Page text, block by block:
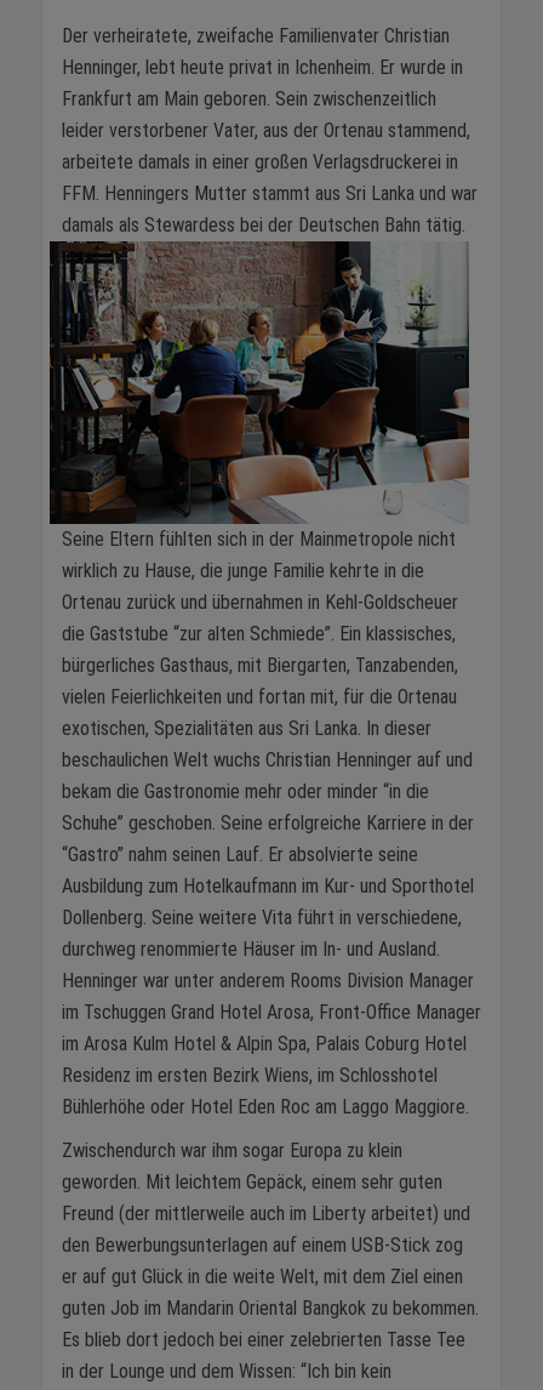
Der verheiratete, zweifache Familienvater Christian
Henninger, lebt heute privat in Ichenheim. Er wurde in
Frankfurt am Main geboren. Sein zwischenzeitlich
leider verstorbener Vater, aus der Ortenau stammend,
arbeitete damals in einer großen Verlagsdruckerei in
FFM. Henningers Mutter stammt aus Sri Lanka und war
damals als Stewardess bei der Deutschen Bahn tätig.
Seine Eltern fühlten sich in der Mainmetropole nicht
wirklich zu Hause, die junge Familie kehrte in die
Ortenau zurück und übernahmen in Kehl-Goldscheuer
die Gaststube “zur alten Schmiede”. Ein klassisches,
bürgerliches Gasthaus, mit Biergarten, Tanzabenden,
vielen Feierlichkeiten und fortan mit, für die Ortenau
exotischen, Spezialitäten aus Sri Lanka. In dieser
beschaulichen Welt wuchs Christian Henninger auf und
bekam die Gastronomie mehr oder minder “in die
Schuhe” geschoben. Seine erfolgreiche Karriere in der
“Gastro” nahm seinen Lauf. Er absolvierte seine
Ausbildung zum Hotelkaufmann im Kur- und Sporthotel
Dollenberg. Seine weitere Vita führt in verschiedene,
durchweg renommierte Häuser im In- und Ausland.
Henninger war unter anderem Rooms Division Manager
im Tschuggen Grand Hotel Arosa, Front-Office Manager
im Arosa Kulm Hotel & Alpin Spa, Palais Coburg Hotel
Residenz im ersten Bezirk Wiens, im Schlosshotel
Bühlerhöhe oder Hotel Eden Roc am Laggo Maggiore.
Zwischendurch war ihm sogar Europa zu klein
geworden. Mit leichtem Gepäck, einem sehr guten
Freund (der mittlerweile auch im Liberty arbeitet) und
den Bewerbungsunterlagen auf einem USB-Stick zog
er auf gut Glück in die weite Welt, mit dem Ziel einen
guten Job im Mandarin Oriental Bangkok zu bekommen.
Es blieb dort jedoch bei einer zelebrierten Tasse Tee
in der Lounge und dem Wissen: “Ich bin kein